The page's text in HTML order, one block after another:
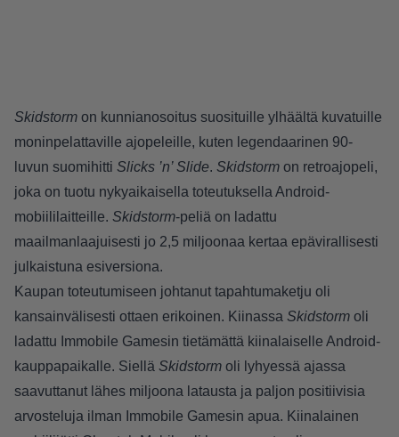
Skidstorm on kunnianosoitus suosituille ylhäältä kuvatuille
moninpelattaville ajopeleille, kuten legendaarinen 90-
luvun suomihitti Slicks ’n’ Slide. Skidstorm on retroajopeli,
joka on tuotu nykyaikaisella toteutuksella Android-
mobiililaitteille. Skidstorm-peliä on ladattu
maailmanlaajuisesti jo 2,5 miljoonaa kertaa epävirallisesti
julkaistuna esiversiona.
Kaupan toteutumiseen johtanut tapahtumaketju oli
kansainvälisesti ottaen erikoinen. Kiinassa Skidstorm oli
ladattu Immobile Gamesin tietämättä kiinalaiselle Android-
kauppapaikalle. Siellä Skidstorm oli lyhyessä ajassa
saavuttanut lähes miljoona latausta ja paljon positiivisia
arvosteluja ilman Immobile Gamesin apua. Kiinalainen